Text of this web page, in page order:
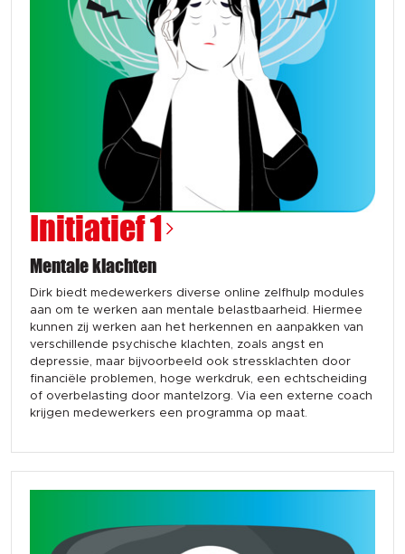
Initiatief 1
Mentale klachten
Dirk biedt medewerkers diverse online zelfhulp modules
aan om te werken aan mentale belastbaarheid. Hiermee
kunnen zij werken aan het herkennen en aanpakken van
verschillende psychische klachten, zoals angst en
depressie, maar bijvoorbeeld ook stressklachten door
financiële problemen, hoge werkdruk, een echtscheiding
of overbelasting door mantelzorg. Via een externe coach
krijgen medewerkers een programma op maat.